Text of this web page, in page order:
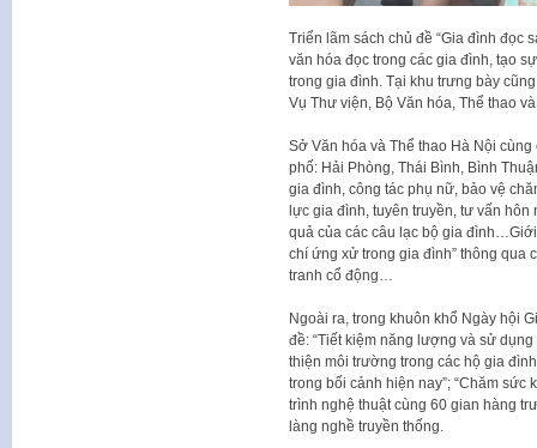
Triển lãm sách chủ đề “Gia đình đọc
văn hóa đọc trong các gia đình, tạo
trong gia đình. Tại khu trưng bày
Vụ Thư viện, Bộ Văn hóa, Thể thao
Sở Văn hóa và Thể thao Hà Nội
phố: Hải Phòng, Thái Bình, Bình
gia đình, công tác phụ nữ, bảo vệ
lực gia đình, tuyên truyền, tư vấn
quả của các câu lạc bộ gia
chí ứng xử trong gia đình” thông qua
tranh cổ động…
Ngoài ra, trong khuôn khổ Ngày hội
đề: “Tiết kiệm năng lượng và sử
thiện môi trường trong các hộ gia
trong bối cảnh hiện nay”; “Chăm
trình nghệ thuật cùng 60 gian hàng
làng nghề truyền thống.